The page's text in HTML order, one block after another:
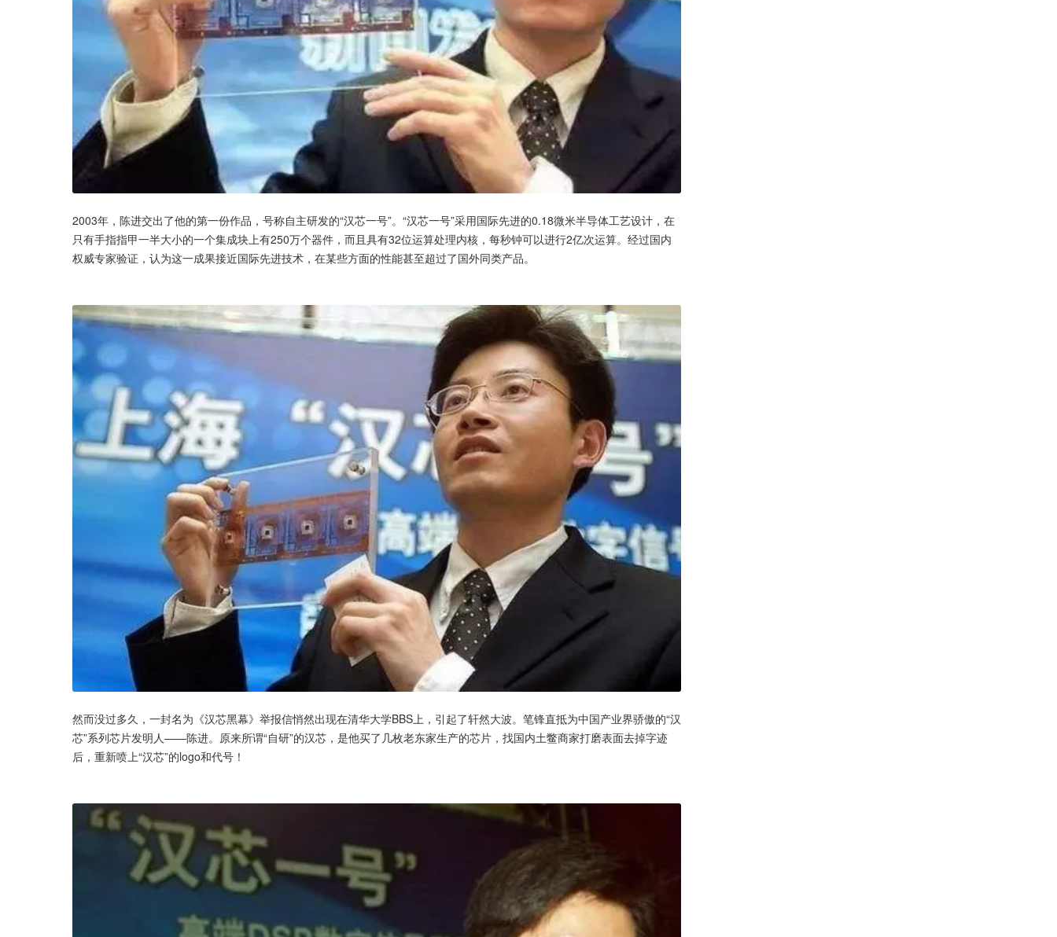
2003年，陈进交出了他的第一份作品，号称自主研发的“汉芯一号”。“汉芯一号”采用国际先进的0.18微米半导体工艺设计，在
只有手指指甲一半大小的一个集成块上有250万个器件，而且具有32位运算处理内核，每秒钟可以进行2亿次运算。经过国内
权威专家验证，认为这一成果接近国际先进技术，在某些方面的性能甚至超过了国外同类产品。
然而没过多久，一封名为《汉芯黑幕》举报信悄然出现在清华大学BBS上，引起了轩然大波。笔锋直抵为中国产业界骄傲的“汉
芯”系列芯片发明人——陈进。原来所谓“自研”的汉芯，是他买了几枚老东家生产的芯片，找国内土鳖商家打磨表面去掉字迹
后，重新喷上“汉芯”的logo和代号！